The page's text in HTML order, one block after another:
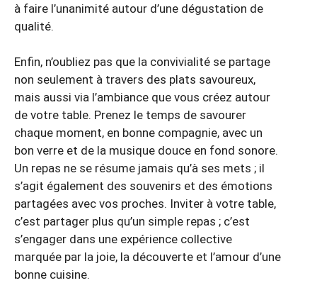
à faire l’unanimité autour d’une dégustation de
qualité.
Enfin, n’oubliez pas que la convivialité se partage
non seulement à travers des plats savoureux,
mais aussi via l’ambiance que vous créez autour
de votre table. Prenez le temps de savourer
chaque moment, en bonne compagnie, avec un
bon verre et de la musique douce en fond sonore.
Un repas ne se résume jamais qu’à ses mets ; il
s’agit également des souvenirs et des émotions
partagées avec vos proches. Inviter à votre table,
c’est partager plus qu’un simple repas ; c’est
s’engager dans une expérience collective
marquée par la joie, la découverte et l’amour d’une
bonne cuisine.